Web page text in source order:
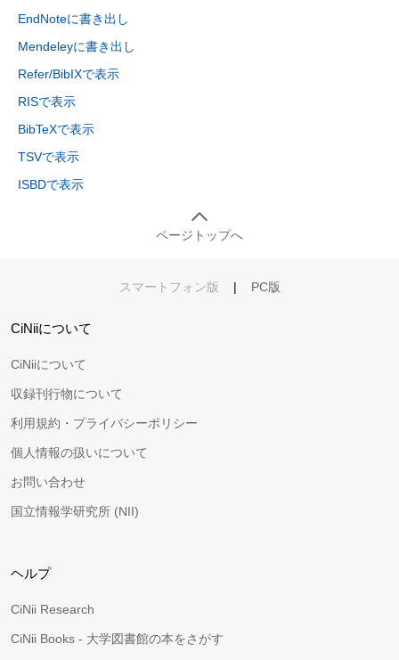
EndNoteに書き出し
Mendeleyに書き出し
Refer/BibIXで表示
RISで表示
BibTeXで表示
TSVで表示
ISBDで表示
ページトップへ
スマートフォン版 | PC版
CiNiiについて
CiNiiについて
収録刊行物について
利用規約・プライバシーポリシー
個人情報の扱いについて
お問い合わせ
国立情報学研究所 (NII)
ヘルプ
CiNii Research
CiNii Books - 大学図書館の本をさがす